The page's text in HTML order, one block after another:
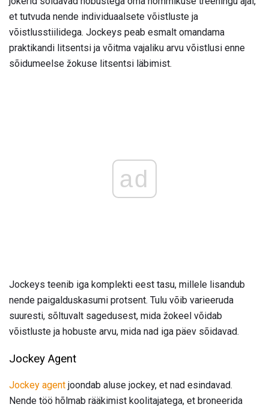
et tutvuda nende individuaalsete võistluste ja
võistlusstiilidega. Jockeys peab esmalt omandama
praktikandi litsentsi ja võitma vajaliku arvu võistlusi enne
sõidumeelse žokuse litsentsi läbimist.
ad
Jockeys teenib iga komplekti eest tasu, millele lisandub
nende paigalduskasumi protsent. Tulu võib varieeruda
suuresti, sõltuvalt sagedusest, mida žokeel võidab
võistluste ja hobuste arvu, mida nad iga päev sõidavad.
Jockey Agent
Jockey agent joondab aluse jockey, et nad esindavad.
Nende töö hõlmab rääkimist koolitajatega, et broneerida